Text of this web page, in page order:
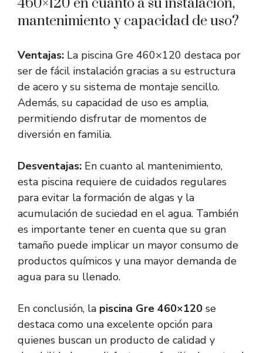
460×120 en cuanto a su instalación,
mantenimiento y capacidad de uso?
Ventajas: La piscina Gre 460×120 destaca por
ser de fácil instalación gracias a su estructura
de acero y su sistema de montaje sencillo.
Además, su capacidad de uso es amplia,
permitiendo disfrutar de momentos de
diversión en familia.
Desventajas: En cuanto al mantenimiento,
esta piscina requiere de cuidados regulares
para evitar la formación de algas y la
acumulación de suciedad en el agua. También
es importante tener en cuenta que su gran
tamaño puede implicar un mayor consumo de
productos químicos y una mayor demanda de
agua para su llenado.
En conclusión, la piscina Gre 460×120 se
destaca como una excelente opción para
quienes buscan un producto de calidad y